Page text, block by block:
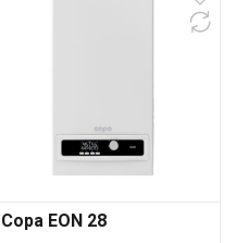
Copa EON 28